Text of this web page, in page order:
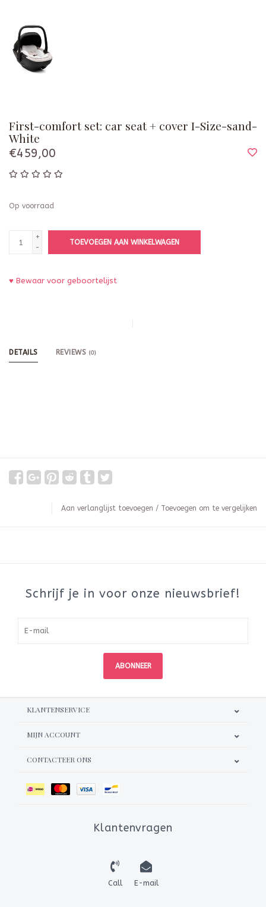
First-comfort set: car seat + cover I-Size-sand-
White
€459,00
Op voorraad
+
-
TOEVOEGEN AAN WINKELWAGEN
♥ Bewaar voor geboortelijst
DETAILS REVIEWS (0)
Aan verlanglijst toevoegen / Toevoegen om te vergelijken
Schrijf je in voor onze nieuwsbrief!
ABONNEER
KLANTENSERVICE
MIJN ACCOUNT
CONTACTEER ONS
Klantenvragen
Call E-mail